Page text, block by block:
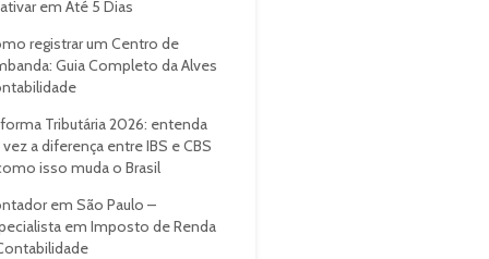
em Até 5 Dias
registrar um Centro de
Guia Completo da Alves
Tributária 2026: entenda
a diferença entre IBS e CBS
isso muda o Brasil
em São Paulo –
em Imposto de Renda